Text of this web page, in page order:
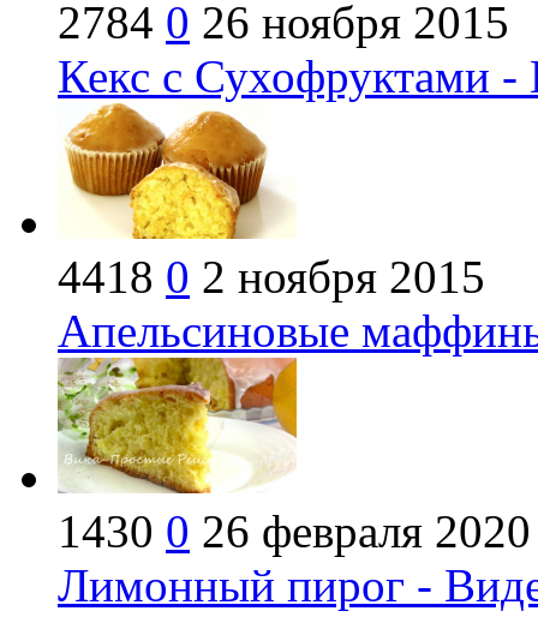
2784 0 26 ноября 2015
Кекс с Сухофруктами -
4418 0 2 ноября 2015
Апельсиновые
1430 0 26 февраля 2020
Лимонный пирог -